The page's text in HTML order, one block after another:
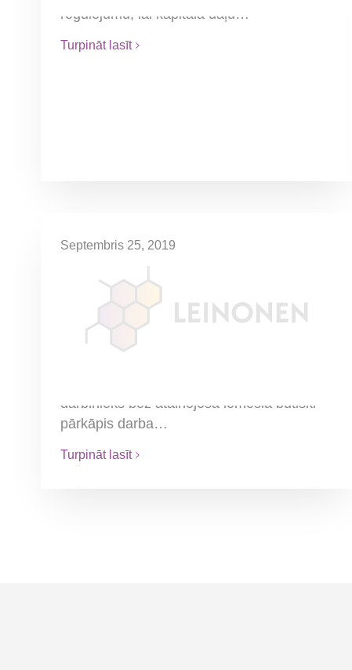
regulējumu, lai kapitāla daļu…
Turpināt lasīt
Septembris 25, 2019
Darba līguma izbeigšana
darbinieka būtiska pārkāpuma
gadījumā
Darba līguma izbeigšana ir atļauta tikai
darbinieks bez atainojoša iemesla būtiski
pārkāpis darba…
Turpināt lasīt